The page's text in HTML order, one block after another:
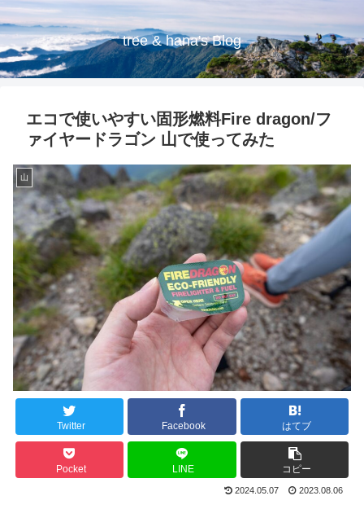
tree & hana's Blog
エコで使いやすい固形燃料Fire dragon/フ
ァイヤードラゴン 山で使ってみた
山
Twitter Facebook はてブ
Pocket LINE コピー
2024.05.07 2023.08.06